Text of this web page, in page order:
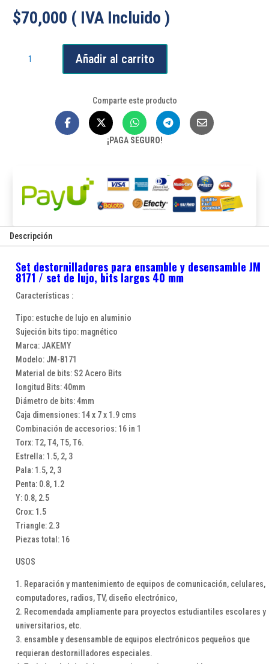
$70,000 ( IVA Incluido )
Destornilladores
Añadir al carrito
Comparte este producto
¡PAGA SEGURO!
Descripción
Set destornilladores para ensamble y desensamble JM
8171 / set de lujo, bits largos 40 mm
Características :
Tipo: estuche de lujo en aluminio
Sujeción bits tipo: magnético
Marca: JAKEMY
Modelo: JM-8171
Material de bits: S2 Acero Bits
longitud Bits: 40mm
Diámetro de bits: 4mm
Caja dimensiones: 14 x 7 x 1.9 cms
Combinación de accesorios: 16 in 1
Torx: T2, T4, T5, T6.
Estrella: 1.5, 2, 3
Pala: 1.5, 2, 3
Penta: 0.8, 1.2
Y: 0.8, 2.5
Crox: 1.5
Triangle: 2.3
Piezas total: 16
USOS
1. Reparación y mantenimiento de equipos de comunicación, celulares,
computadores, radios, TV, diseño electrónico,
2. Recomendada ampliamente para proyectos estudiantiles escolares y
universitarios, etc.
3. ensamble y desensamble de equipos electrónicos pequeños que
requieran destornilladores especiales.